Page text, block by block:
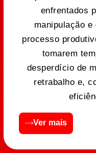
enfrentados
manipulação
processo
tomarem
desperdício de
retrabalho e,
Ver mais